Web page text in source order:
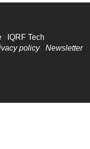
IQRF Tech
policy Newsletter